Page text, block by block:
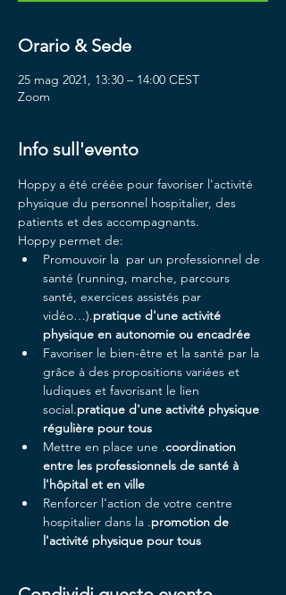
Orario & Sede
25 mag 2021, 13:30 – 14:00 CEST
Zoom
Info sull'evento
Hoppy a été créée pour favoriser l'activité
physique du personnel hospitalier, des
patients et des accompagnants.
Hoppy permet de:
Promouvoir la par un professionnel de
santé (running, marche, parcours
santé, exercices assistés par
vidéo…).pratique d'une activité
physique en autonomie ou encadrée
Favoriser le bien-être et la santé par la
grâce à des propositions variées et
ludiques et favorisant le lien
social.pratique d'une activité physique
régulière pour tous
Mettre en place une .coordination
entre les professionnels de santé à
l'hôpital et en ville
Renforcer l'action de votre centre
hospitalier dans la .promotion de
l'activité physique pour tous